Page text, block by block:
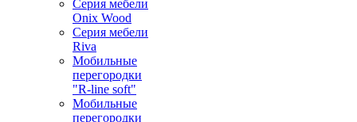
Серия мебели
Onix Wood
Серия мебели
Riva
Мобильные
перегородки
"R-line soft"
Мобильные
перегородки